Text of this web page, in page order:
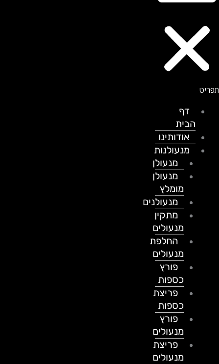
דף
הבית
אודותינו
מנעולנות
מנעולן
מנעולן
מומלץ
מנעולנים
מתקין
מנעולים
החלפת
מנעולים
פורץ
כספות
פריצת
כספות
פורץ
מנעולים
פריצת
מנעולים